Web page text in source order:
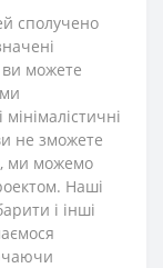
сполучено
ви можете
не зможете
ми можемо
Наші
і інші